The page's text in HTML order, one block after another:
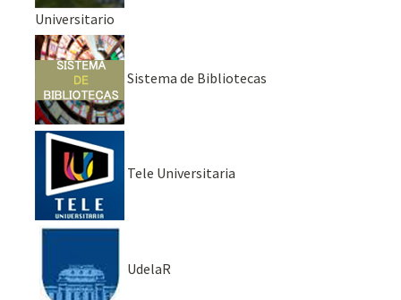
Universitario
Sistema de Bibliotecas
Tele Universitaria
UdelaR